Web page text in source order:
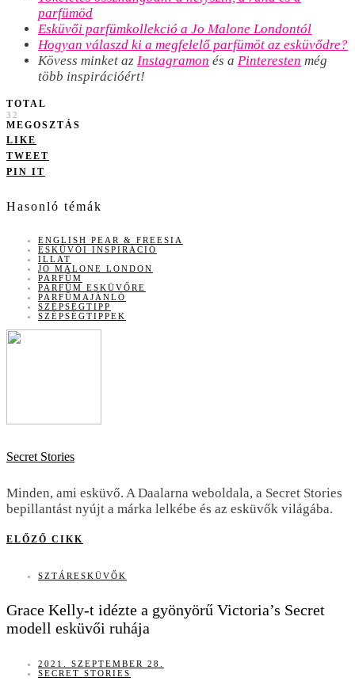
parfümöd
Esküvői parfümkollekció a Jo Malone Londontól
Hogyan válaszd ki a megfelelő parfümöt az esküvődre?
Kövess minket az Instagramon és a Pinteresten még
több inspirációért!
TOTAL
32
MEGOSZTÁS
LIKE
TWEET
PIN IT
Hasonló témák
ENGLISH PEAR & FREESIA
ESKÜVŐI INSPIRÁCIÓ
ILLAT
JO MALONE LONDON
PARFÜM
PARFÜM ESKÜVŐRE
PARFÜMAJÁNLÓ
SZÉPSÉGTIPP
SZÉPSÉGTIPPEK
Secret Stories
Minden, ami esküvő. A Daalarna weboldala, a Secret Stories
bepillantást nyújt a márka lelkébe és az esküvők világába.
ELŐZŐ CIKK
SZTÁRESKÜVŐK
Grace Kelly-t idézte a gyönyörű Victoria’s Secret
modell esküvői ruhája
2021. SZEPTEMBER 28.
SECRET STORIES